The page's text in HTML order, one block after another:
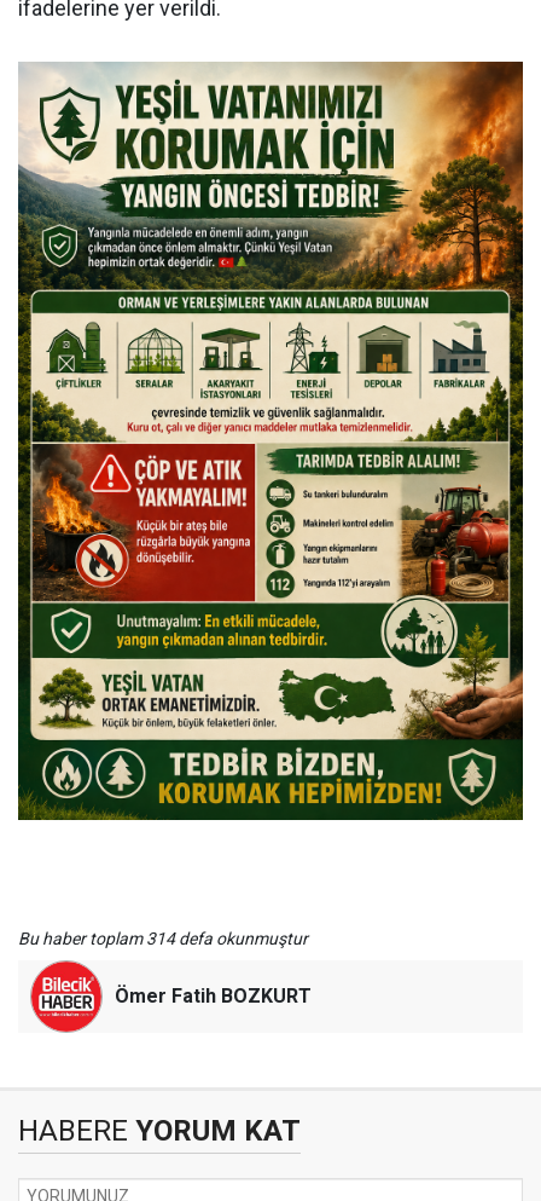
ifadelerine yer verildi.
Bu haber toplam 314 defa okunmuştur
Ömer Fatih BOZKURT
HABERE YORUM KAT